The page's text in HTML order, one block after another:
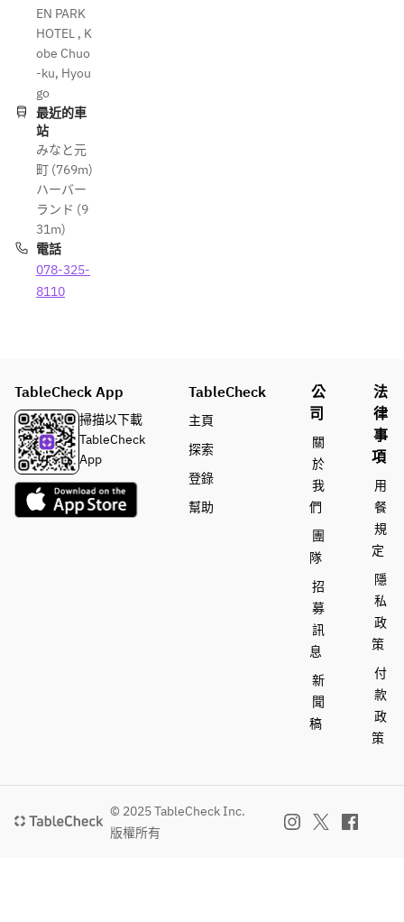
EN PARK
HOTEL , K
obe Chuo
-ku, Hyou
go
最近的車
站
みなと元
町 (769m)
ハーバー
ランド (9
31m)
電話
078-325-
8110
TableCheck App
掃描以下載
TableCheck
App
TableCheck
主頁
探索
登錄
幫助
公
司
關
於
我
們
團
隊
招
募
訊
息
新
聞
稿
法
律
事
項
用
餐
規
定
隱
私
政
策
付
款
政
策
© 2025 TableCheck Inc.
版權所有